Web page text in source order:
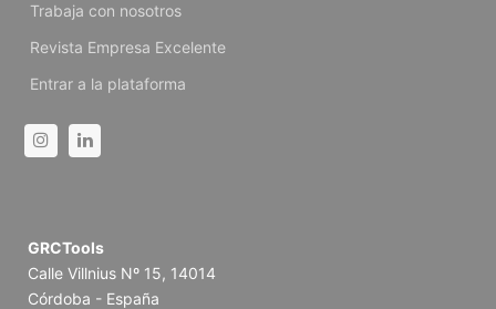
Trabaja con nosotros
Revista Empresa Excelente
Entrar a la plataforma
InstagramLinkedin
GRCTools
Calle Villnius Nº 15, 14014
Córdoba - España